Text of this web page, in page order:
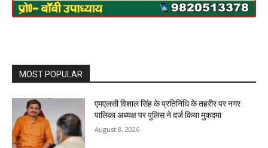
MOST POPULAR
एमएलसी विशाल सिंह के प्रतिनिधि के तहरीर पर नगर
पालिका अध्यक्ष पर पुलिस ने दर्ज किया मुकदमा
August 8, 2026